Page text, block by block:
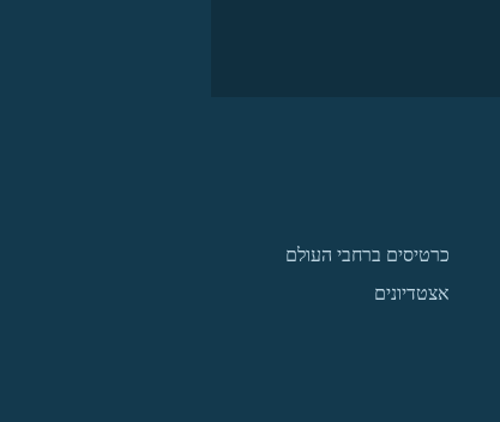
כרטיסים ברחבי העולם
אצטדיונים